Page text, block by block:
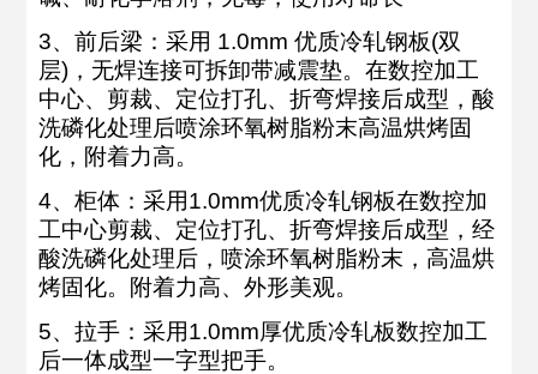
3、前后梁：采用 1.0mm 优质冷轧钢板(双
层)，无焊连接可拆卸带减震垫。在数控加工
中心、剪裁、定位打孔、折弯焊接后成型，酸
洗磷化处理后喷涂环氧树脂粉末高温烘烤固
化，附着力高。
4、柜体：采用1.0mm优质冷轧钢板在数控加
工中心剪裁、定位打孔、折弯焊接后成型，经
酸洗磷化处理后，喷涂环氧树脂粉末，高温烘
烤固化。附着力高、外形美观。
5、拉手：采用1.0mm厚优质冷轧板数控加工
后一体成型一字型把手。